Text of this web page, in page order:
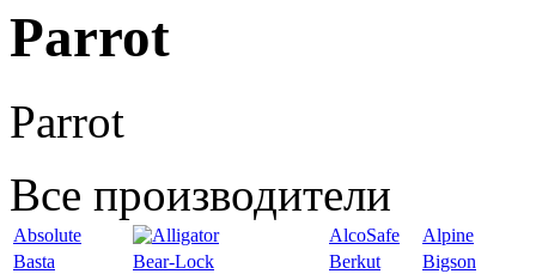
Parrot
Parrot
Все производители
Absolute AlcoSafe
Alpine
Basta
Bear-Lock Berkut
Bigson